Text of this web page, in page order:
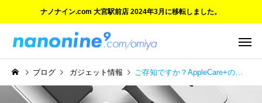
ナノナイン.com 大宮駅前店 2024年3月に移転しました。
ブログ ガジェット情報 ご存知ですか？AppleCare+の加入状況を確認する方法！